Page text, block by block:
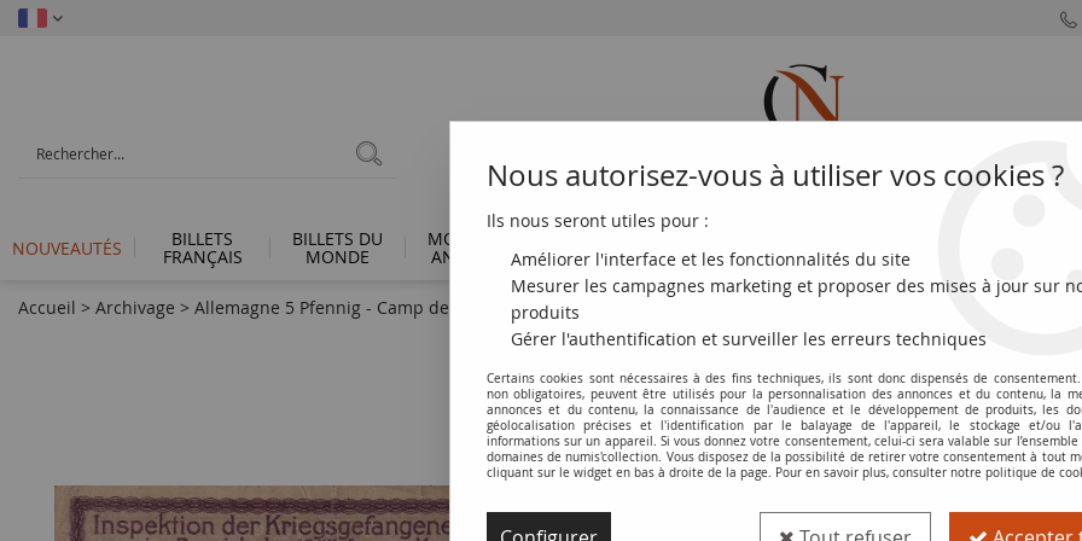
NOUVEAUTÉS BILLETS
FRANÇAIS
BILLETS DU
MONDE
MONNAIES
ANTIQUES FRANÇAISES DU MONDE EUROS
Accueil > Archivage > Allemagne 5 Pfennig - Camp de prisonniers de Francfort - 1917
Billet Allemagne 5 Pfennig - Camp de
Réf. :100119030
Nous autorisez-vous à utiliser vos cookies ?
Ils nous seront utiles pour :
Améliorer l'interface et les fonctionnalités du site
Mesurer les campagnes marketing et proposer des mises à jour sur
produits
Gérer l'authentification et surveiller les erreurs techniques
Certains cookies sont nécessaires à des fins techniques, ils sont donc dispensés de
non obligatoires, peuvent être utilisés pour la personnalisation des annonces et du contenu, la
annonces et du contenu, la connaissance de l'audience et le développement de produits, les
géolocalisation précises et l'identification par le balayage de l'appareil, le stockage et/ou
informations sur un appareil. Si vous donnez votre consentement, celui-ci sera valable sur l’ensemble
domaines de numis'collection. Vous disposez de la possibilité de retirer votre consentement à tout
cliquant sur le widget en bas à droite de la page. Pour en savoir plus, consulter notre politique de